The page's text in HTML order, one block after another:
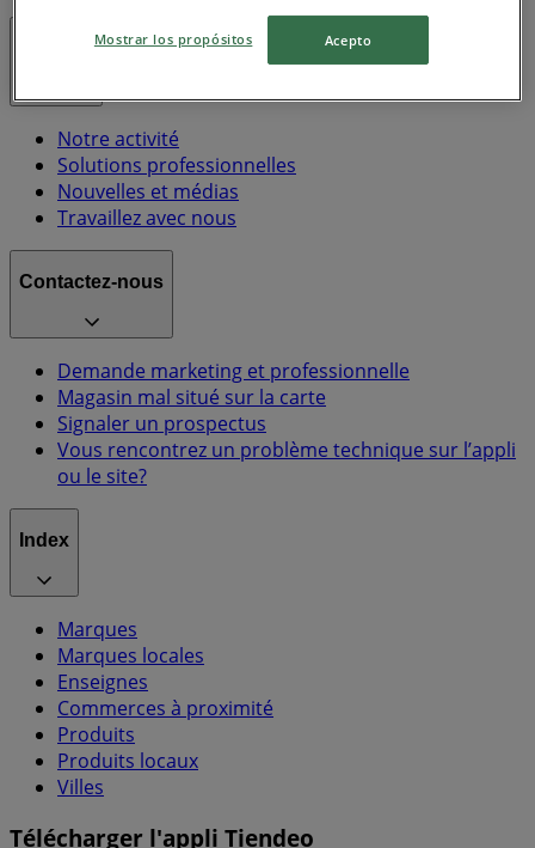
Notre activité
Solutions professionnelles
Nouvelles et médias
Travaillez avec nous
Contactez-nous
Demande marketing et professionnelle
Magasin mal situé sur la carte
Signaler un prospectus
Vous rencontrez un problème technique sur l’appli
ou le site?
Index
Marques
Marques locales
Enseignes
Commerces à proximité
Produits
Produits locaux
Villes
Télécharger l'appli Tiendeo
Mostrar los propósitos Acepto